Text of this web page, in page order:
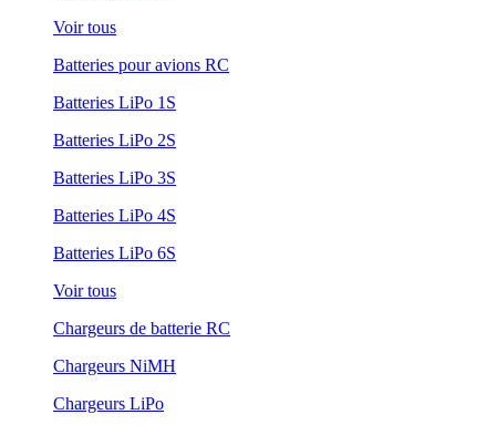
Voir tous
Batteries pour avions RC
Batteries LiPo 1S
Batteries LiPo 2S
Batteries LiPo 3S
Batteries LiPo 4S
Batteries LiPo 6S
Voir tous
Chargeurs de batterie RC
Chargeurs NiMH
Chargeurs LiPo